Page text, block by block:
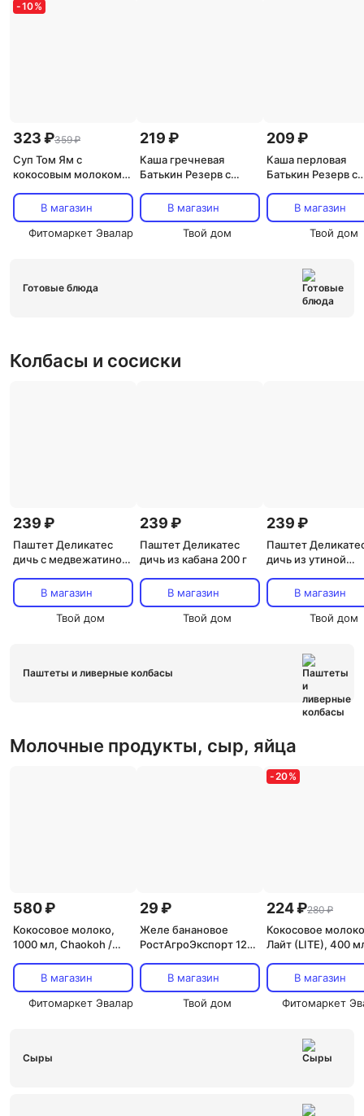
-10%
323 ₽359 ₽
Суп Том Ям с
кокосовым молоком,
В магазин
Фитомаркет Эвалар
219 ₽
Каша гречневая
Батькин Резерв с
В магазин
Твой дом
209 ₽
Каша перловая
Батькин Резерв с
В магазин
Твой дом
Готовые блюда
Колбасы и сосиски
239 ₽
Паштет Деликатес
дичь с медвежатиной
В магазин
Твой дом
239 ₽
Паштет Деликатес
дичь из кабана 200 г
В магазин
Твой дом
239 ₽
Паштет
дичь из утиной
В магазин
Твой дом
Паштеты и ливерные колбасы
Молочные продукты, сыр, яйца
580 ₽
Кокосовое молоко,
1000 мл, Chaokoh /
В магазин
Фитомаркет Эвалар
29 ₽
Желе банановое
РостАгроЭкспорт 125
В магазин
Твой дом
-20%
224 ₽280 ₽
Кокосовое молоко
Лайт (LITE), 400
В магазин
Фитомаркет
Сыры